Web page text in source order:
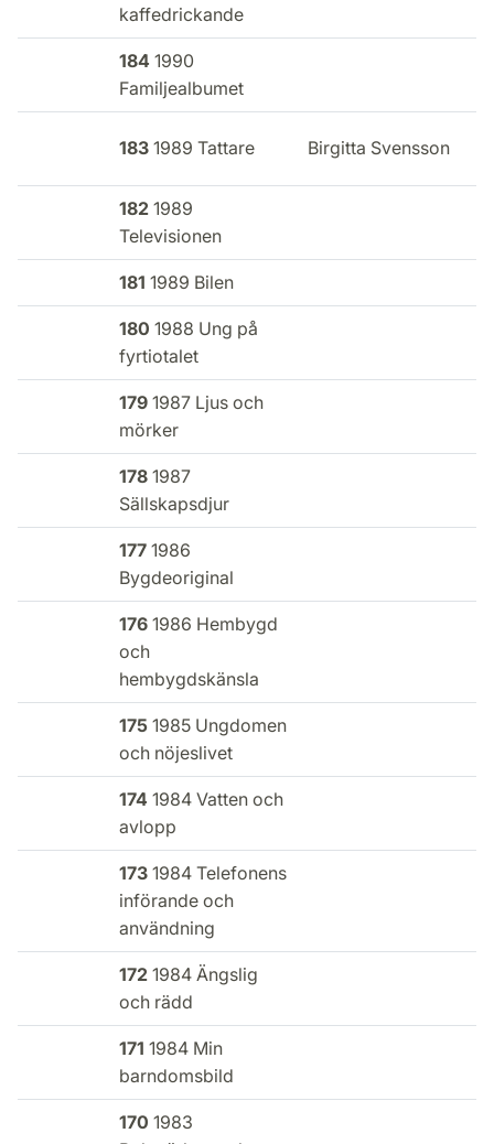
kaffedrickande
184 1990
Familjealbumet
183 1989 Tattare Birgitta Svensson
182 1989
Televisionen
181 1989 Bilen
180 1988 Ung på
fyrtiotalet
179 1987 Ljus och
mörker
178 1987
Sällskapsdjur
177 1986
Bygdeoriginal
176 1986 Hembygd
och
hembygdskänsla
175 1985 Ungdomen
och nöjeslivet
174 1984 Vatten och
avlopp
173 1984 Telefonens
införande och
användning
172 1984 Ängslig
och rädd
171 1984 Min
barndomsbild
170 1983